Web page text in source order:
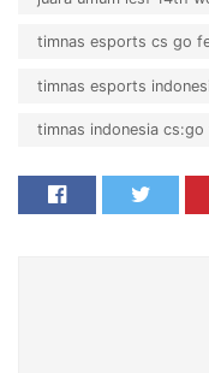
timnas esports cs go
timnas esports
timnas indonesia cs:go